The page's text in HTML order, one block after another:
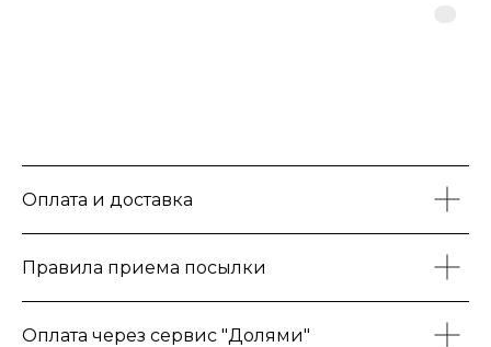
Оплата и доставка
Правила приема посылки
Оплата через сервис "Долями"